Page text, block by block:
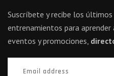
Suscríbete y recibe los
entrenamientos para
eventos y promociones,